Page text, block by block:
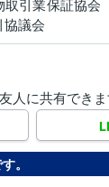
取引業保証協会
協議会
人に共有できま
。